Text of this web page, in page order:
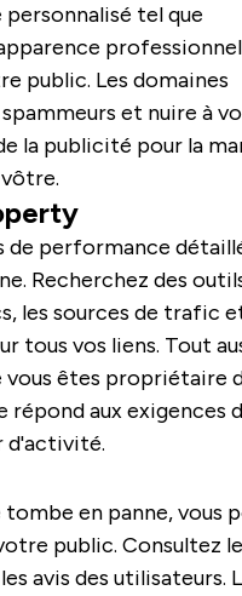
tel que
public. Les domaines
et nuire à
la publicité pour la
de performance
Recherchez des
les sources de trafic
tous vos liens. Tout
vous êtes propriétaire
aux exigences
d'activité.
en panne, vous
public. Consultez
avis des utilisateurs.